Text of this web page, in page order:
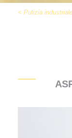
< Pulizia